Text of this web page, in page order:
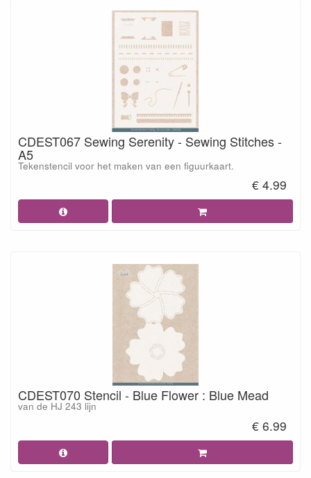
CDEST067 Sewing Serenity - Sewing Stitches -
A5
Tekenstencil voor het maken van een figuurkaart.
€ 4.99
CDEST070 Stencil - Blue Flower : Blue Mead
van de HJ 243 lijn
€ 6.99